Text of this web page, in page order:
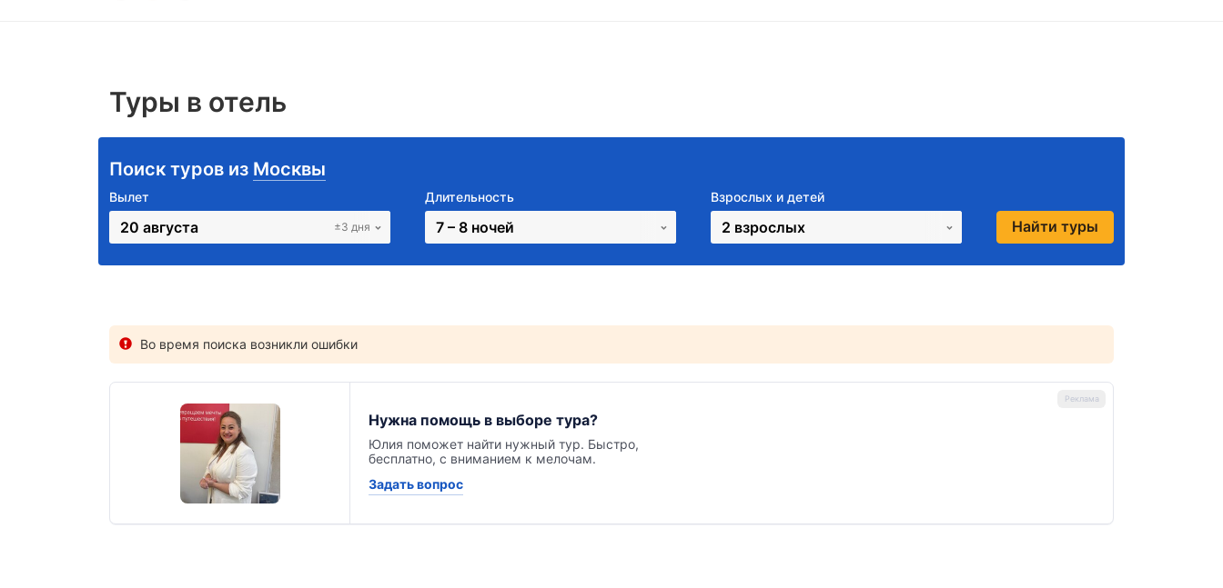
Туры в отель
Поиск туров из Москвы
Вылет
20 августа ±3 дня
Длительность
7 – 8 ночей
Взрослых и детей
2 взрослых Найти туры
Во время поиска возникли ошибки
Нужна помощь в выборе тура?
Юлия поможет найти нужный тур. Быстро,
бесплатно, с вниманием к мелочам.
Задать вопрос